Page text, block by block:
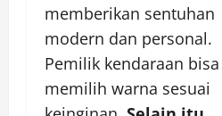
memberikan sentuhan
modern dan personal.
Pemilik kendaraan bisa
memilih warna sesuai